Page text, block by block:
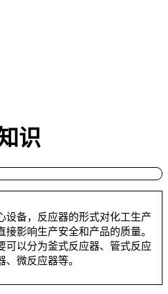
识
设备，反应器的形式对化工生产
影响生产安全和产品的质量。
可以分为釜式反应器、管式反应
微反应器等。